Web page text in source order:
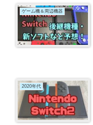
ゲーム機＆周辺機器
2020年代